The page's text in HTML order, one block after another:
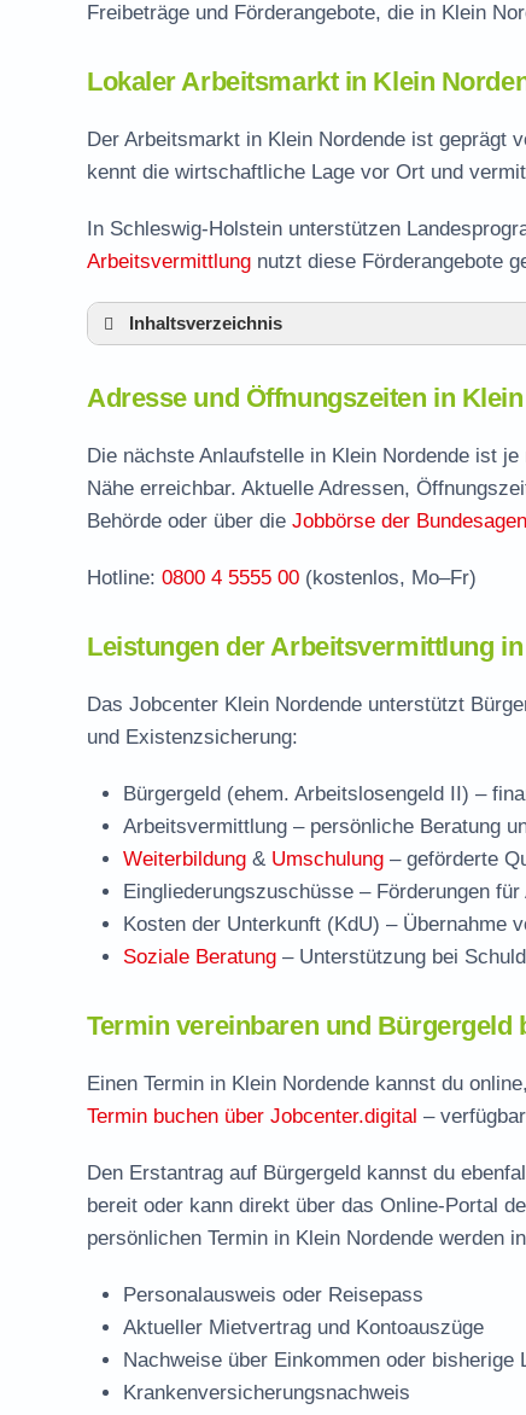
Freibeträge und Förderangebote, die in Klein
Lokaler Arbeitsmarkt in Klein
Der Arbeitsmarkt in Klein Nordende ist geprägt
kennt die wirtschaftliche Lage vor Ort und
In Schleswig-Holstein unterstützen
Arbeitsvermittlung nutzt diese Förderangebote
Inhaltsverzeichnis
Leistungen der Arbeitsvermittlung in
Termin vereinbaren und Bürgergeld
Jobcenter Pinneberg – zuständige Stelle
Stellenangebote und Jobbörse in Klein
Häufige Fragen rund ums Jobcenter
Adresse und Öffnungszeiten in
Die nächste Anlaufstelle in Klein Nordende ist
Nähe erreichbar. Aktuelle Adressen,
Behörde oder über die Jobbörse der
Hotline: 0800 4 5555 00 (kostenlos, Mo–Fr)
Leistungen der Arbeitsvermittlung
Das Jobcenter Klein Nordende unterstützt
und Existenzsicherung:
Bürgergeld (ehem. Arbeitslosengeld II) –
Arbeitsvermittlung – persönliche Beratung
Weiterbildung & Umschulung – geförderte
Eingliederungszuschüsse – Förderungen
Kosten der Unterkunft (KdU) – Übernahme
Soziale Beratung – Unterstützung bei
Termin vereinbaren und Bürgergeld
Einen Termin in Klein Nordende kannst du
Termin buchen über Jobcenter.digital –
Den Erstantrag auf Bürgergeld kannst du
bereit oder kann direkt über das Online-Portal
persönlichen Termin in Klein Nordende werden
Personalausweis oder Reisepass
Aktueller Mietvertrag und Kontoauszüge
Nachweise über Einkommen oder bisherige
Krankenversicherungsnachweis